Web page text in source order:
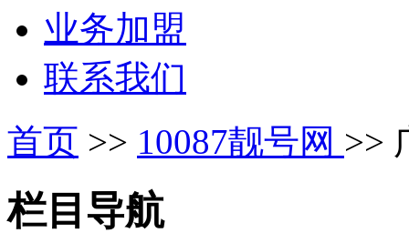
业务加盟
联系我们
首页 >> 10087靓号网 >>
栏目导航